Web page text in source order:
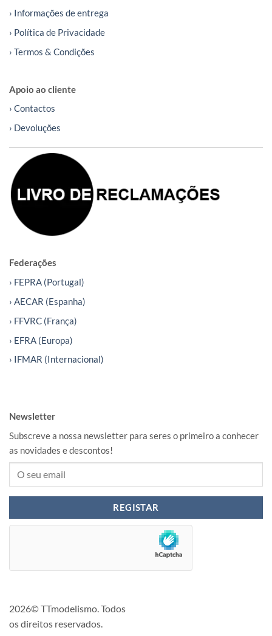
› Informações de entrega
› Política de Privacidade
› Termos & Condições
Apoio ao cliente
› Contactos
› Devoluções
Federações
› FEPRA (Portugal)
› AECAR (Espanha)
› FFVRC (França)
› EFRA (Europa)
› IFMAR (Internacional)
Newsletter
Subscreve a nossa newsletter para seres o primeiro a conhecer
as novidades e descontos!
2026© TTmodelismo. Todos
os direitos reservados.